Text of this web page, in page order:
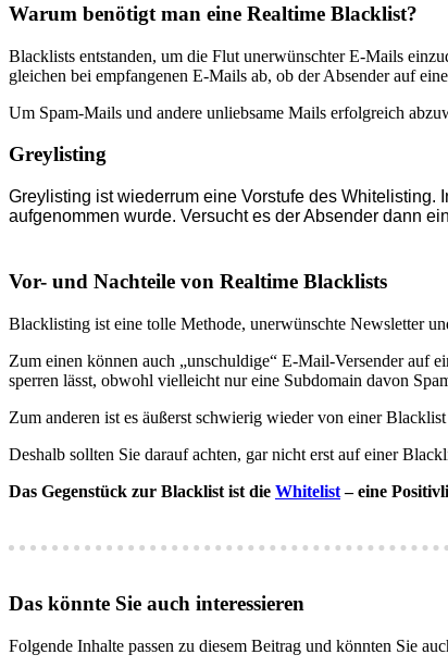
Warum benötigt man eine Realtime Blacklist?
Blacklists entstanden, um die Flut unerwünschter E-Mails
gleichen bei empfangenen E-Mails ab, ob der Absender auf
Um Spam-Mails und andere unliebsame Mails erfolgreich
Greylisting
Greylisting ist wiederrum eine Vorstufe des
aufgenommen wurde. Versucht es der Absender dann
Vor- und Nachteile von Realtime Blacklists
Blacklisting ist eine tolle Methode, unerwünschte Newsletter
Zum einen können auch „unschuldige“ E-Mail-Versender auf
sperren lässt, obwohl vielleicht nur eine Subdomain davon
Zum anderen ist es äußerst schwierig wieder von einer
Deshalb sollten Sie darauf achten, gar nicht erst auf einer
Das Gegenstück zur Blacklist ist die Whitelist– eine
Das könnte Sie auch interessieren
Folgende Inhalte passen zu diesem Beitrag und könnten Sie